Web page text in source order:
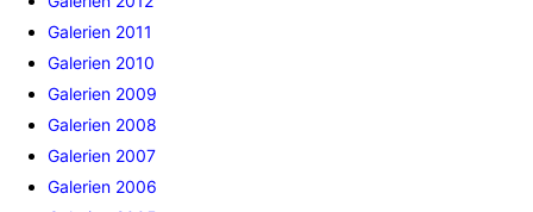
Galerien 2011
Galerien 2010
Galerien 2009
Galerien 2008
Galerien 2007
Galerien 2006